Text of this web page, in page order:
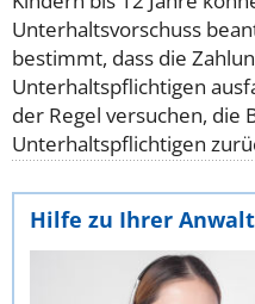
Unterhaltsvorschuss
bestimmt, dass die
Unterhaltspflichtigen
der Regel versuchen, die
Unterhaltspflichtigen
Hilfe zu Ihrer